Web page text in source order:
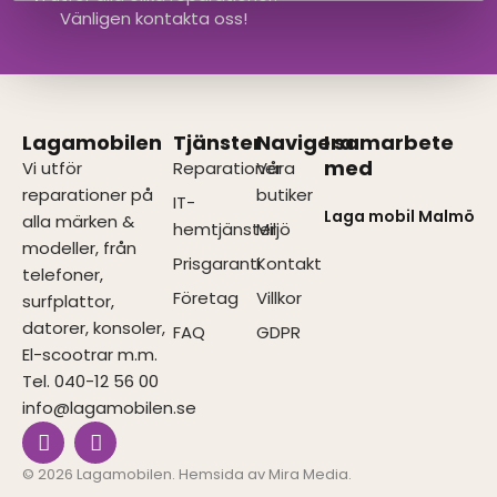
Vänligen kontakta oss!
Lagamobilen
Vi utför
reparationer på
alla märken &
modeller, från
telefoner,
surfplattor,
datorer, konsoler,
El-scootrar m.m.
Tel. 040-12 56 00
info@lagamobilen.se
I
n
s
F
a
c
Tjänster
Reparationer
IT-
hemtjänster
Prisgaranti
Företag
FAQ
Navigera
Våra
butiker
Miljö
Kontakt
Villkor
GDPR
I samarbete
med
Laga mobil Malmö
© 2026 Lagamobilen. Hemsida av Mira Media.